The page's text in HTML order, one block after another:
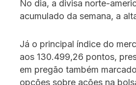
No dia, a divisa norte-
acumulado da semana, a
Já o principal índice do
aos 130.499,26 pontos,
em pregão também
opções sobre ações na